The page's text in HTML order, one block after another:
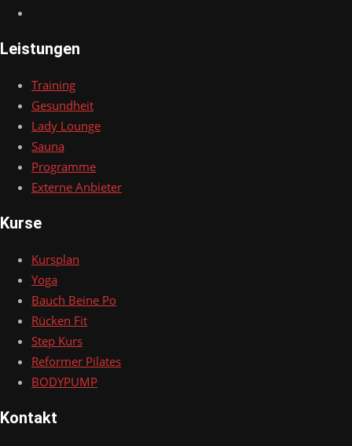
Leistungen
Training
Gesundheit
Lady Lounge
Sauna
Programme
Externe Anbieter
Kurse
Kursplan
Yoga
Bauch Beine Po
Rücken Fit
Step Kurs
Reformer Pilates
BODYPUMP
Kontakt